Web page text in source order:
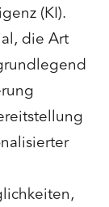
(KI).
die Art